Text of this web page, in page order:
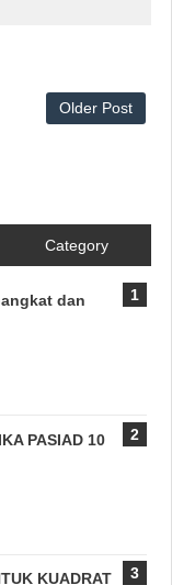
Older Post
Category
dan
PASIAD 10
KUADRAT